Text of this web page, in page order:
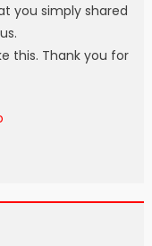
you simply shared
this. Thank you for